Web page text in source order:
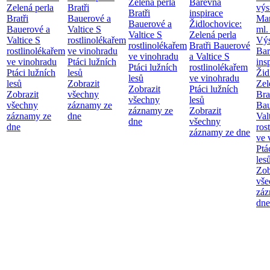
Zelená perla
Bratři
Bauerové a
Valtice S
rostlinolékařem
ve vinohradu
Ptáci lužních
lesů
Zobrazit
všechny
záznamy ze
dne
Bratři
Bauerové a
Valtice S
rostlinolékařem
ve vinohradu
Ptáci lužních
lesů
Zobrazit
všechny
záznamy ze
dne
Bratři
Bauerové a
Valtice S
rostlinolékařem
ve vinohradu
Ptáci lužních
lesů
Zobrazit
všechny
záznamy ze
dne
inspirace
Židlochovice:
Zelená perla
Bratři Bauerové
a Valtice S
rostlinolékařem
ve vinohradu
Ptáci lužních
lesů
Zobrazit
všechny
záznamy ze dne
ml.
ve
dne